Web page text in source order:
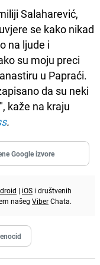
Salaharević,
se kako nikad
na ljude i
su moju preci
u Papraći.
da su neki
kaže na kraju
.
Google izvore
| iOS i društvenih
našeg ViberChata.